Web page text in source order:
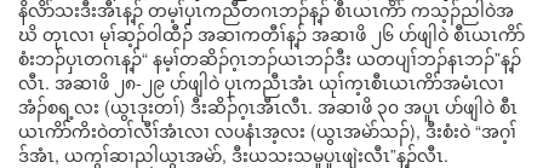
နိလိာ်သးဒီးအီၤန့ၣ် တမ့ၢ်ပှၤကညီတဂၤဘၣ်န့ၣ် စီၤယၤကိာ် ကသ့ၣ်ညါဝဲအ
ဃိ တုၤလၢ မုၢ်ဆ့ၣ်ဝါထီၣ် အဆၢကတီၢ်န့ၣ် အဆၢဖိ ၂၆ ပာ်ဖျါဝဲ စီၤယၤကိာ်
စံးဘၣ်ပှၤတဂၤန့ၣ်“ နမ့ၢ်တဆိၣ်ဂ့ၤဘၣ်ယၤဘၣ်ဒီး ယတပျၢ်ဘၣ်နၤဘၣ်”န့ၣ်
လီၤ. အဆၢဖိ ၂၈-၂၉ ပာ်ဖျါဝဲ ပှၤကညီၤအံၤ ယုၢ်က့ၤစီၤယၤကိာ်အမံၤလၢ
အံၣ်စရ့လး (ယွၤဒုးတၢ်) ဒီးဆိၣ်ဂ့ၤအီၤလီၤ. အဆၢဖိ ၃၀ အပူၤ ပာ်ဖျါဝဲ စီၤ
ယၤကိာ်ကိးဝဲတၢ်လီၢ်အံၤလၢ လပနံၤအ့လး (ယွၤအမဲာ်သၣ်), ဒီးစံးဝဲ “အဂ့ၢ်
ဒ်အံၤ, ယကွၢ်ဆၢညါယွၤအမဲာ်, ဒီးယသးသမူပူၤဖျဲးလီၤ”န့ၣ်လီၤ.